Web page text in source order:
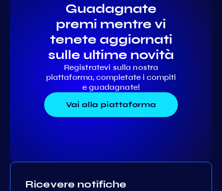
Guadagnate
premi mentre vi
tenete aggiornati
sulle ultime novità
Registratevi sulla nostra
piattaforma, completate i compiti
e guadagnate!
Vai alla piattaforma
Ricevere notifiche